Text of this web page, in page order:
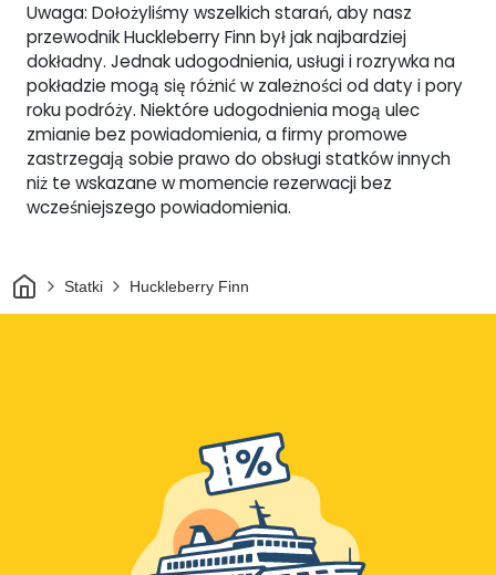
Uwaga: Dołożyliśmy wszelkich starań, aby nasz
przewodnik Huckleberry Finn był jak najbardziej
dokładny. Jednak udogodnienia, usługi i rozrywka na
pokładzie mogą się różnić w zależności od daty i pory
roku podróży. Niektóre udogodnienia mogą ulec
zmianie bez powiadomienia, a firmy promowe
zastrzegają sobie prawo do obsługi statków innych
niż te wskazane w momencie rezerwacji bez
wcześniejszego powiadomienia.
DomStatki Huckleberry Finn